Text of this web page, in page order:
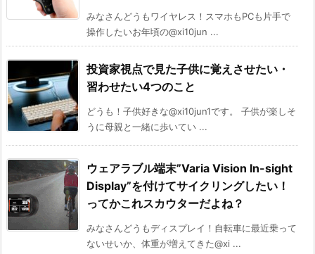
みなさんどうもワイヤレス！スマホもPCも片手で
操作したいお年頃の@xi10jun ...
投資家視点で見た子供に覚えさせたい・
習わせたい4つのこと
どうも！子供好きな@xi10jun1です。 子供が楽しそ
うに母親と一緒に歩いてい ...
ウェアラブル端末”Varia Vision In-sight
Display”を付けてサイクリングしたい！
ってかこれスカウターだよね？
みなさんどうもディスプレイ！自転車に最近乗って
ないせいか、体重が増えてきた@xi ...